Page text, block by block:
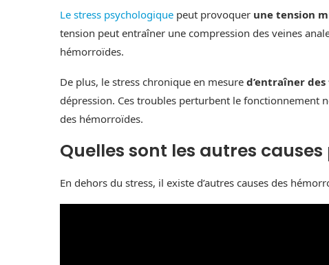
Le stress psychologique peut provoquer une tension
tension peut entraîner une compression des veines
hémorroïdes.
De plus, le stress chronique en mesure d’entraîner
dépression. Ces troubles perturbent le fonctionnement
des hémorroïdes.
Quelles sont les autres
En dehors du stress, il existe d’autres causes des